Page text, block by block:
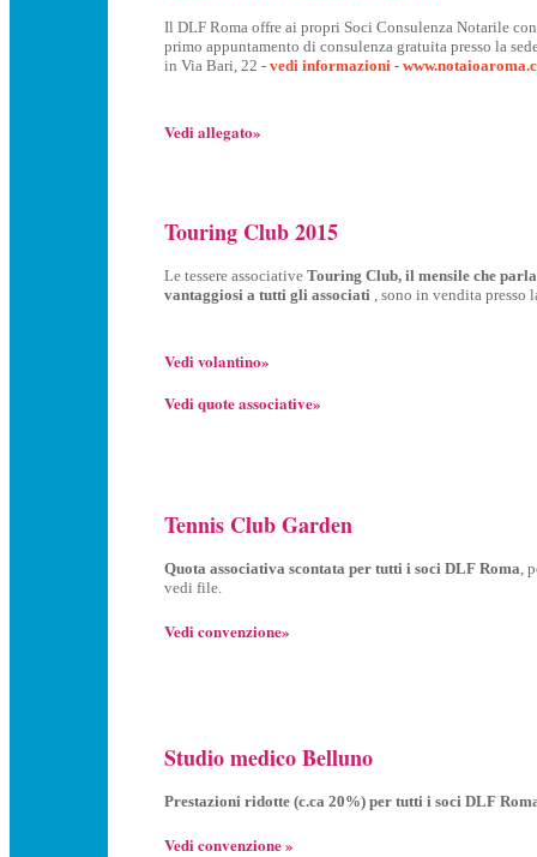
Il DLF Roma offre ai propri Soci Consulenza Notarile
primo appuntamento di consulenza gratuita presso la
in Via Bari, 22 - vedi informazioni -
Vedi allegato»
Touring Club 2015
Le tessere associative Touring Club, il mensile che
vantaggiosi a tutti gli associati, sono in vendita presso
Vedi volantino»
Vedi quote associative»
Tennis Club Garden
Quota associativa scontata per tutti i soci DLF Roma,
vedi file.
Vedi convenzione»
Studio medico Belluno
Prestazioni ridotte (c.ca 20%) per tutti i soci DLF
Vedi convenzione »